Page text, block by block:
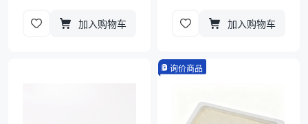
加入购物车 加入购物车
询价商品